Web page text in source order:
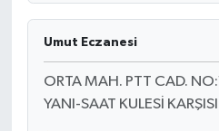
Umut Eczanesi
ORTA MAH. PTT CAD.
YANI-SAAT KULESİ KARŞISI